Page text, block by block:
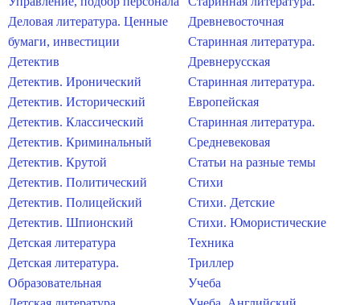
Деловая литература. Ценные
бумаги, инвестиции
Детектив
Детектив. Иронический
Детектив. Исторический
Детектив. Классический
Детектив. Криминальный
Детектив. Крутой
Детектив. Политический
Детектив. Полицейский
Детектив. Шпионский
Детская литература
Детская литература.
Образовательная
Древневосточная
Старинная литература.
Древнерусская
Старинная литература.
Европейская
Старинная литература.
Средневековая
Статьи на разные темы
Стихи
Стихи. Детские
Стихи. Юмористические
Техника
Триллер
Учеба